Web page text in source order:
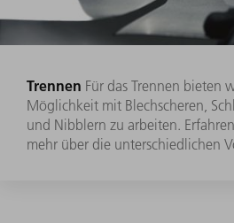
Trennen Für das Trennen bieten
Möglichkeit mit Blechscheren,
und Nibblern zu arbeiten.
mehr über die unterschiedlichen